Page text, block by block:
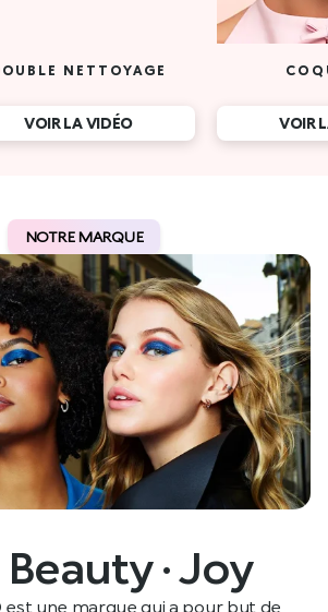
NETTOYAGE
VOIR LA VIDÉO VOIR
NOTRE MARQUE
Beauty · Joy
est une marque qui a pour but de